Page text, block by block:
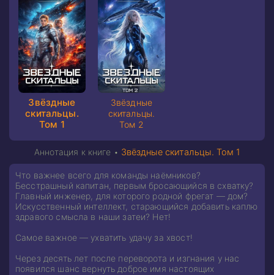
Звёздные
скитальцы.
Том 1
Звёздные
скитальцы.
Том 2
Аннотация к книге • Звёздные скитальцы. Том 1
Что важнее всего для команды наёмников?
Бесстрашный капитан, первым бросающийся в схватку?
Главный инженер, для которого родной фрегат — дом?
Искусственный интеллект, старающийся добавить каплю
здравого смысла в наши затеи? Нет!
Самое важное — ухватить удачу за хвост!
Через десять лет после переворота и изгнания у нас
появился шанс вернуть доброе имя настоящих